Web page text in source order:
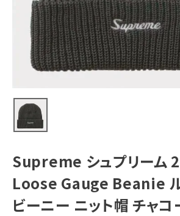
Loose Gauge
Beanie ルースガ
ウジビーニー ニッ
ト帽 チャコール
¥15,980 (税込)
NEW ITEMS
CATEGORY
Tシャツ・ロングスリーブ
パーカー・トレーナー
キャップ・ハット
ニット帽・ビーニー
Supreme シュプリーム
Loose Gauge Beanie
ビーニー ニット帽 チャコ